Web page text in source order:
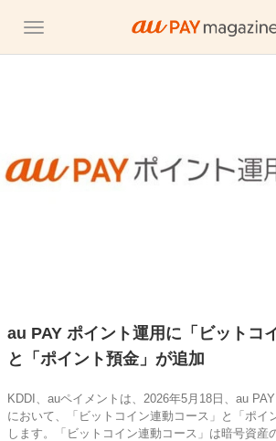
au PAY ポイント運用に「ビットコ
と「ポイント預金」が追加
KDDI、auペイメントは、2026年5月18日、au
において、「ビットコイン連動コース」と「ポイ
します。「ビットコイン連動コース」は暗号資産